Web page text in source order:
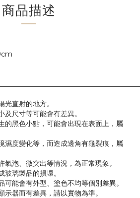
商品描述
光直射的地方。
及尺寸等可能會有差異。
的黑色小點，可能會出現在表面上，屬
濕度變化等，而造成邊角有龜裂痕，屬
氣泡、微突出等情況，為正常現象。
玻璃製品的損壞。
可能會有外型、塗色不均等個別差異。
示器而有差異，請以實物為準。